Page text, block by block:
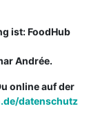
ist: FoodHub
Andrée.
online auf der
datenschutz